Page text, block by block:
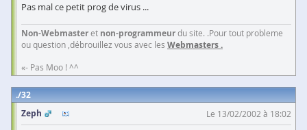
Pas mal ce petit prog de virus ...
Non-Webmasteret non-programmeurdu site. .Pour tout probleme
ou question ,débrouillez vous avec les Webmasters .
«- Pas Moo ! ^^
32
Zeph
Le 13/02/2002 à 18:02